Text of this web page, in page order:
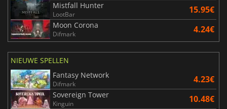
Mistfall Hunter
LootBar 15.95€
Moon Corona
Difmark 4.24€
NIEUWE SPELLEN
Fantasy Network
Difmark 4.23€
Sovereign Tower
Kinguin 10.48€